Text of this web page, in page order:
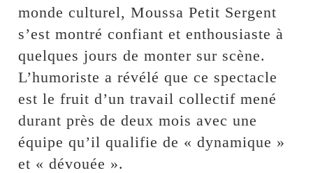
monde culturel, Moussa Petit Sergent
s’est montré confiant et enthousiaste à
quelques jours de monter sur scène.
L’humoriste a révélé que ce spectacle
est le fruit d’un travail collectif mené
durant près de deux mois avec une
équipe qu’il qualifie de « dynamique »
et « dévouée ».